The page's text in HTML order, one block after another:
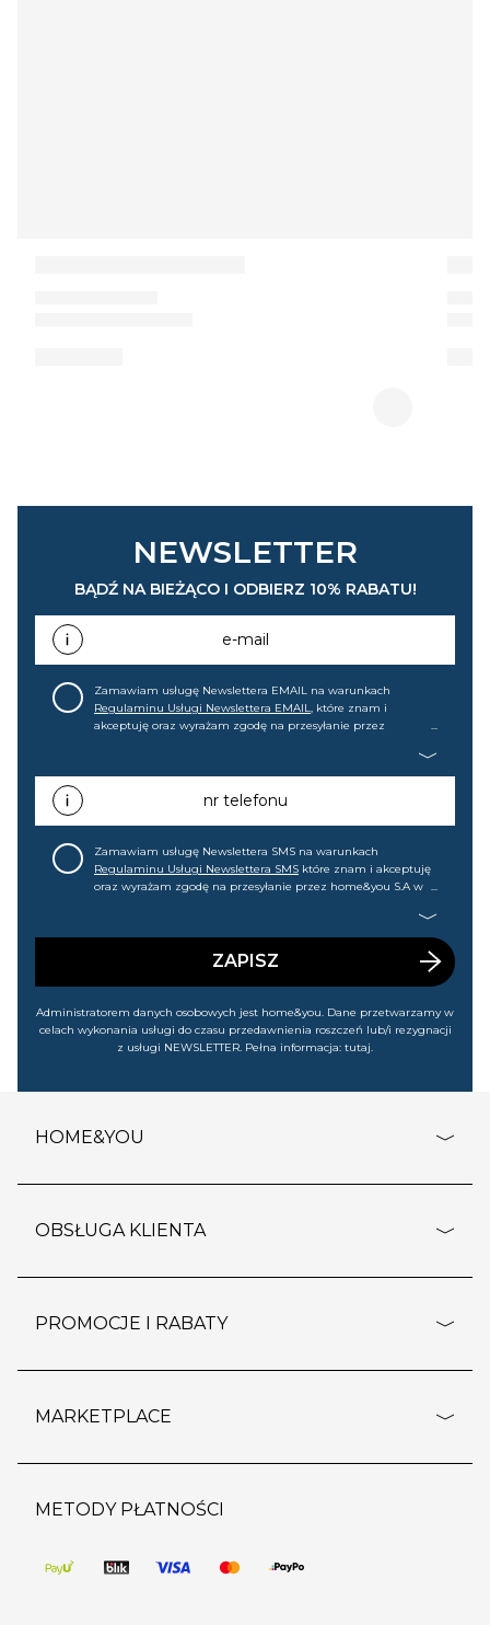
NEWSLETTER
BĄDŹ NA BIEŻĄCO I ODBIERZ 10% RABATU!
e-mail
Zamawiam usługę Newslettera EMAIL na warunkach
Regulaminu Usługi Newslettera EMAIL, które znam i
akceptuję oraz wyrażam zgodę na przesyłanie przez
promocjach, wyprzedażach). Wiem, że mogę tę zgodę w
każdej chwili cofnąć.nr telefonu
Zamawiam usługę Newslettera SMS na warunkach
Regulaminu Usługi Newslettera SMS które znam i akceptuję
oraz wyrażam zgodę na przesyłanie przez home&you S.A w
wyprzedażach). Wiem, że mogę tę zgodę w każdej chwili
ZAPISZ
Administratorem danych osobowych jest home&you. Dane przetwarzamy w
celach wykonania usługi do czasu przedawnienia roszczeń lub/i rezygnacji
z usługi NEWSLETTER. Pełna informacja: tutaj.
HOME&YOU
o firmie
polityka prywatności
kontakt
OBSŁUGA KLIENTA
dostawy i płatność
wypis z subskrypcji
regulamin sklepu
pozostałe regulaminy
PROMOCJE I RABATY
outlet
regulaminy promocji
MARKETPLACE
strefa marek
pomoc dla sprzedawców
METODY PŁATNOŚCI